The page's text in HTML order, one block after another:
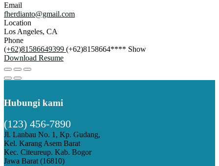
Email
fherdianto@gmail.com
Location
Los Angeles, CA
Phone
(+62)81586649399 (+62)8158664**** Show
Download Resume
Hubungi kami
(123) 456-7890
Jl. Lanbau No. 1, Kp. Gudang,
Kel. Karang Asem Barat
Kec. Citeureup. Kab. Bogor
Jawa Barat (16810)